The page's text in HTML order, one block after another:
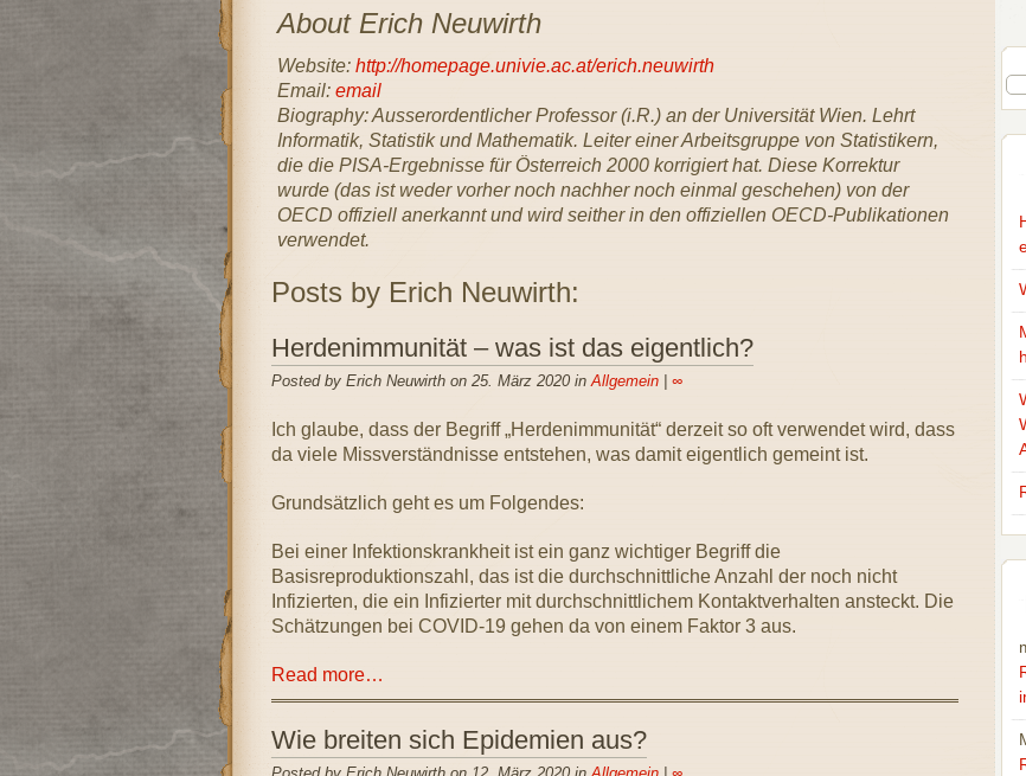
About Erich Neuwirth
Website: http://homepage.univie.ac.at/erich.neuwirth
Email: email
Biography: Ausserordentlicher Professor (i.R.) an der Universität Wien. Lehrt
Informatik, Statistik und Mathematik. Leiter einer Arbeitsgruppe von Statistikern,
die die PISA-Ergebnisse für Österreich 2000 korrigiert hat. Diese Korrektur
wurde (das ist weder vorher noch nachher noch einmal geschehen) von der
OECD offiziell anerkannt und wird seither in den offiziellen OECD-Publikationen
verwendet.
Posts by Erich Neuwirth:
Herdenimmunität – was ist das eigentlich?
Posted by Erich Neuwirth on 25. März 2020 inAllgemein| ∞
Ich glaube, dass der Begriff „Herdenimmunität“ derzeit so oft verwendet wird, dass
da viele Missverständnisse entstehen, was damit eigentlich gemeint ist.
Grundsätzlich geht es um Folgendes:
Bei einer Infektionskrankheit ist ein ganz wichtiger Begriff die
Basisreproduktionszahl, das ist die durchschnittliche Anzahl der noch nicht
Infizierten, die ein Infizierter mit durchschnittlichem Kontaktverhalten ansteckt. Die
Schätzungen bei COVID-19 gehen da von einem Faktor 3 aus.
Read more…
Wie breiten sich Epidemien aus?